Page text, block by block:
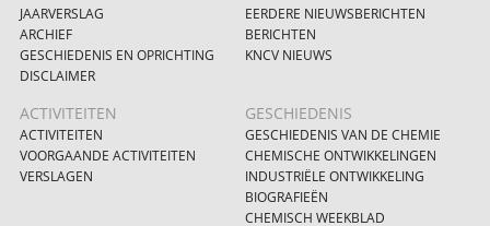
JAARVERSLAG
ARCHIEF
GESCHIEDENIS EN OPRICHTING
DISCLAIMER
EERDERE NIEUWSBERICHTEN
BERICHTEN
KNCV NIEUWS
ACTIVITEITEN
ACTIVITEITEN
VOORGAANDE ACTIVITEITEN
VERSLAGEN
GESCHIEDENIS
GESCHIEDENIS VAN DE CHEMIE
CHEMISCHE ONTWIKKELINGEN
INDUSTRIËLE ONTWIKKELING
BIOGRAFIEËN
CHEMISCH WEEKBLAD